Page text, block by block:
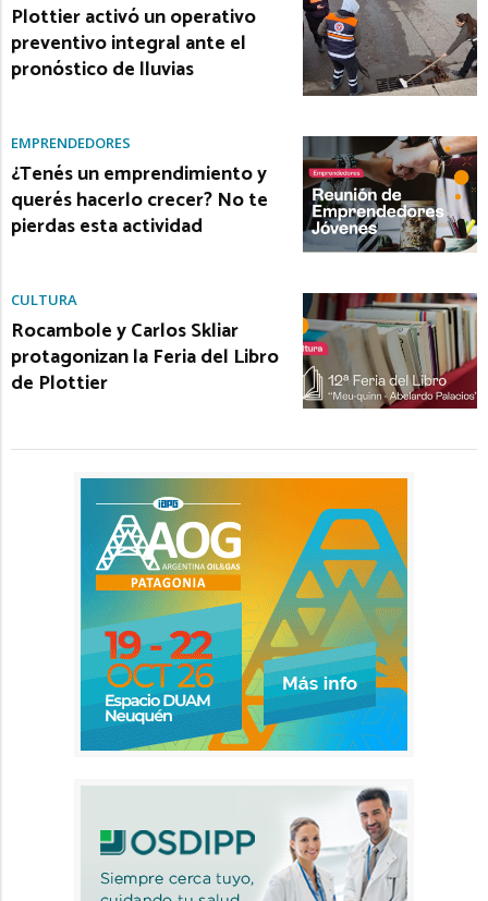
Plottier activó un operativo
preventivo integral ante el
pronóstico de lluvias
EMPRENDEDORES
¿Tenés un emprendimiento y
querés hacerlo crecer? No te
pierdas esta actividad
CULTURA
Rocambole y Carlos Skliar
protagonizan la Feria del Libro
de Plottier